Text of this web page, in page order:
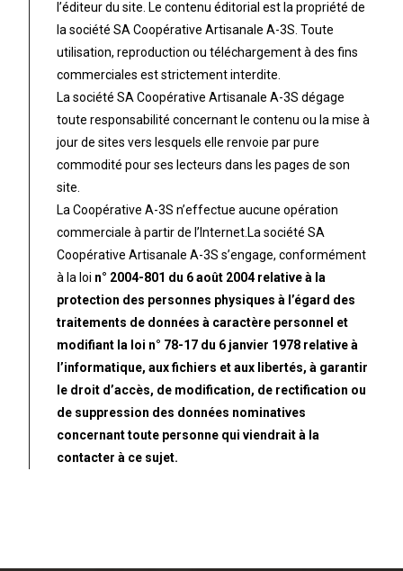
l’éditeur du site. Le contenu éditorial est la propriété de
la société SA Coopérative Artisanale A-3S. Toute
utilisation, reproduction ou téléchargement à des fins
commerciales est strictement interdite.
La société SA Coopérative Artisanale A-3S dégage
toute responsabilité concernant le contenu ou la mise à
jour de sites vers lesquels elle renvoie par pure
commodité pour ses lecteurs dans les pages de son
site.
La Coopérative A-3S n’effectue aucune opération
commerciale à partir de l’Internet.La société SA
Coopérative Artisanale A-3S s’engage, conformément
à la loi n° 2004-801 du 6 août 2004 relative à la
protection des personnes physiques à l’égard des
traitements de données à caractère personnel et
modifiant la loi n° 78-17 du 6 janvier 1978 relative à
l’informatique, aux fichiers et aux libertés, à garantir
le droit d’accès, de modification, de rectification ou
de suppression des données nominatives
concernant toute personne qui viendrait à la
contacter à ce sujet.